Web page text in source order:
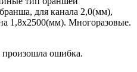
ошибка.